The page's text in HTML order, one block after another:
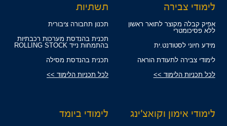
לימודי צבירה
אפיק קבלה מקוצר לתואר ראשון
ללא פסיכומטרי
מידע חיוני לסטודנט.ית
לימודי צבירה לתעודת הוראה
לכל תכניות הלימוד >>
תשתיות
תכנון תחבורה ציבורית
תכנית בהנדסת מערכות רכבתיות
בהתמחות נייד ROLLING STOCK
תכנית בהנדסת מסילה
לכל תכניות הלימוד >>
לימודי אימון וקואצ'ינג לימודי ביומד